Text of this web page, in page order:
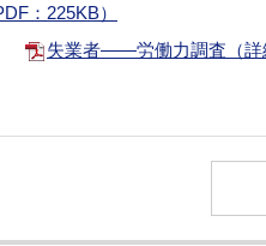
：225KB）
失業者――労働力調査（詳